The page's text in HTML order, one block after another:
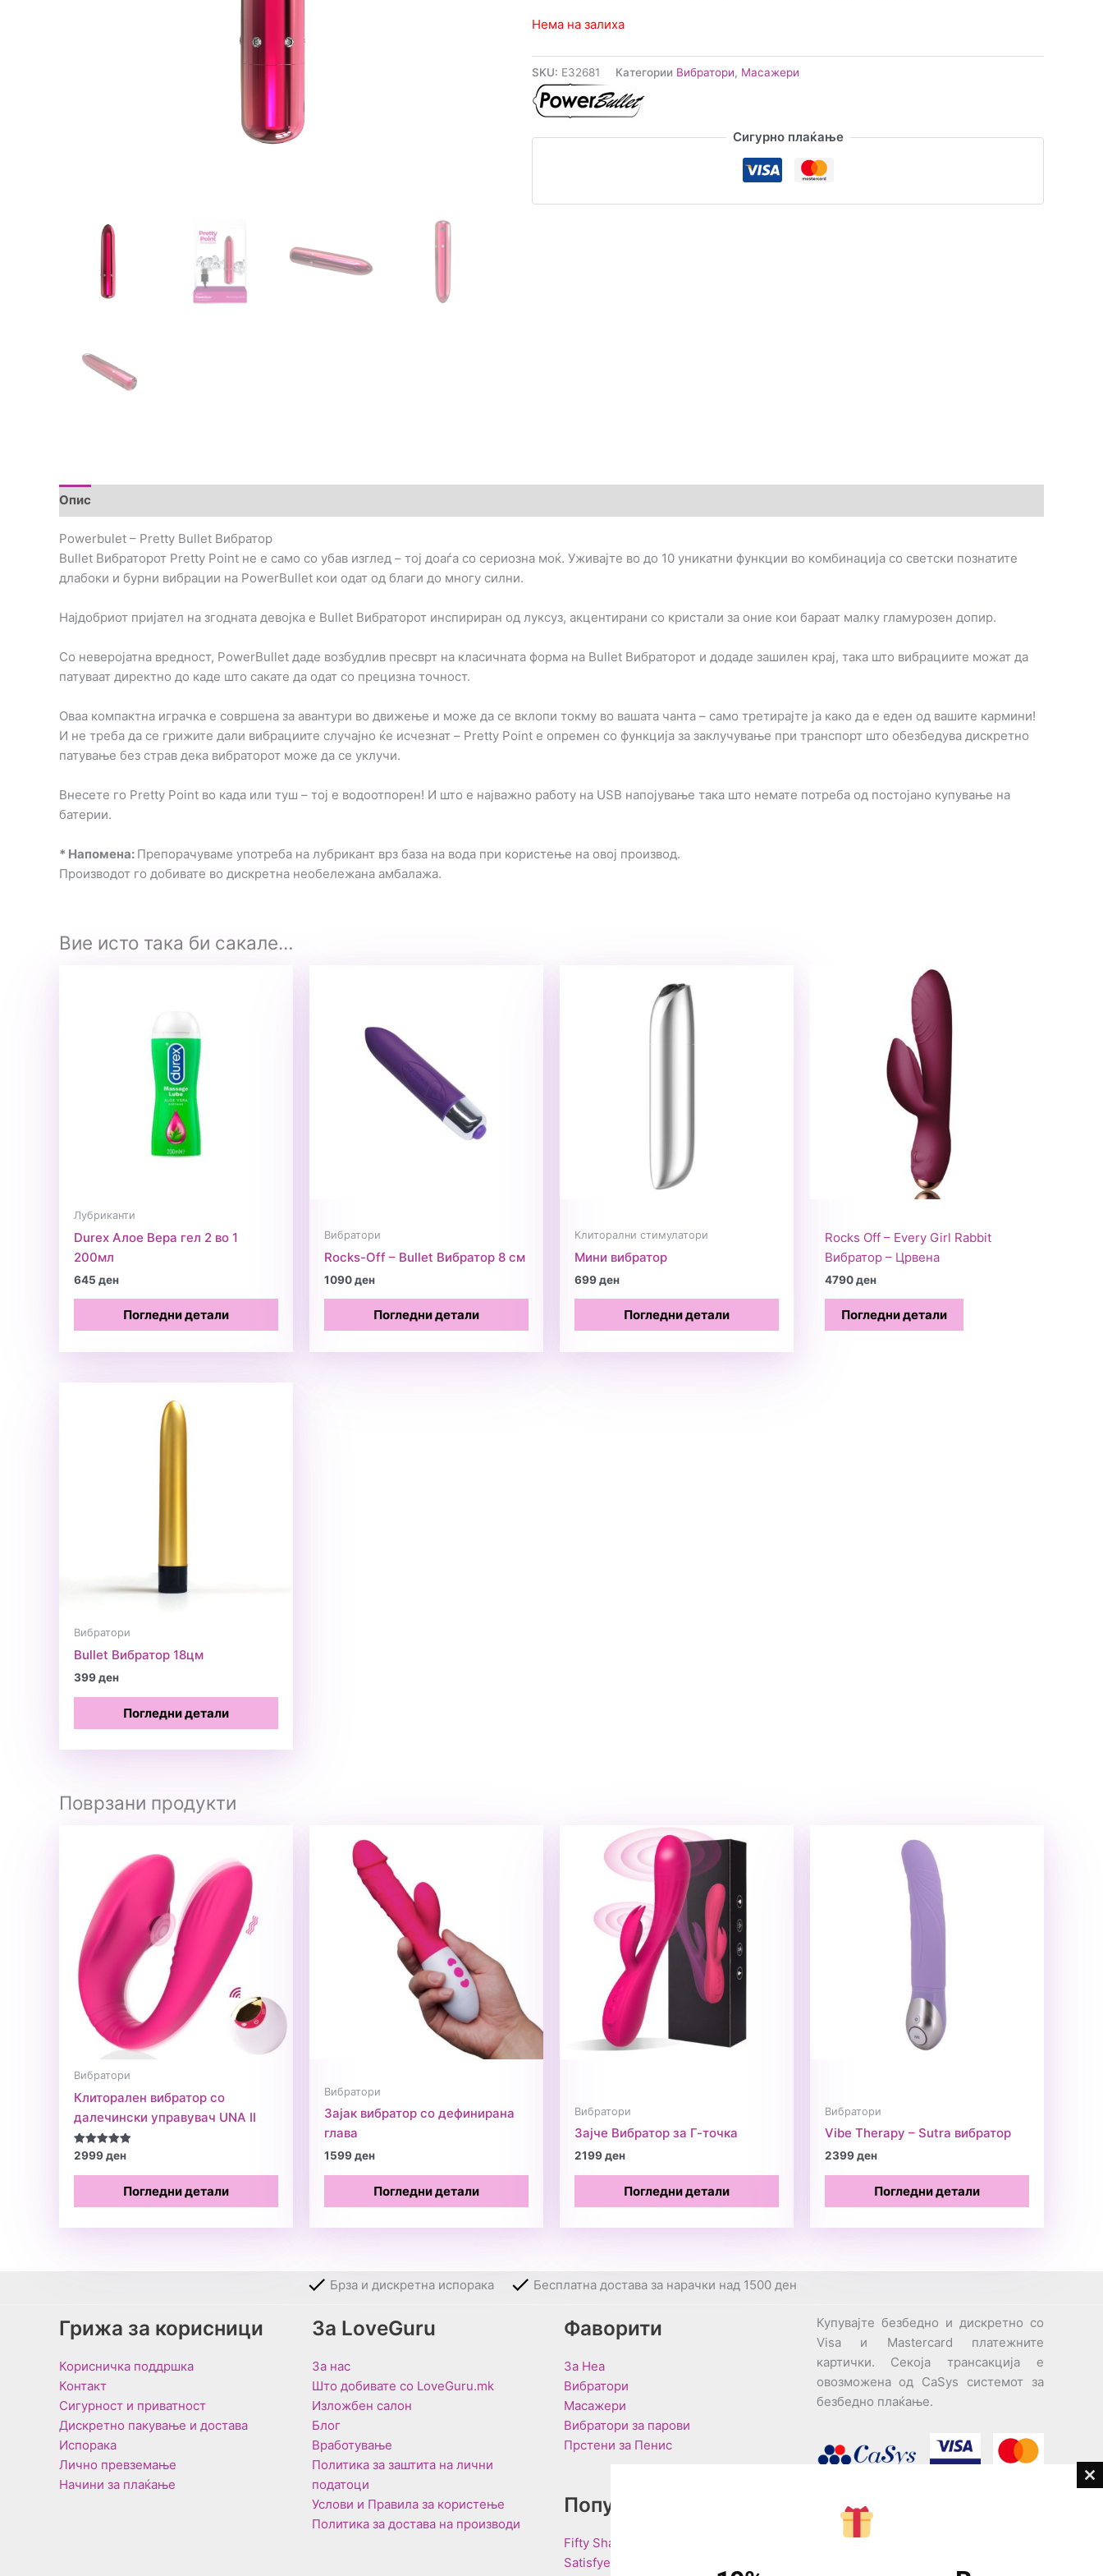
Нема на залиха
SKU: E32681 Категории Вибратори, Масажери
Сигурно плаќање
Опис
Powerbulet – Pretty Bullet Вибратор
Bullet Вибраторот Pretty Point не е само со убав изглед – тој доаѓа со сериозна моќ. Уживајте во до 10 уникатни функции во комбинација со светски познатите
длабоки и бурни вибрации на PowerBullet кои одат од благи до многу силни.
Најдобриот пријател на згодната девојка е Bullet Вибраторот инспириран од луксуз, акцентирани со кристали за оние кои бараат малку гламурозен допир.
Со неверојатна вредност, PowerBullet даде возбудлив пресврт на класичната форма на Bullet Вибраторот и додаде зашилен крај, така што вибрациите можат да
патуваат директно до каде што сакате да одат со прецизна точност.
Оваа компактна играчка е совршена за авантури во движење и може да се вклопи токму во вашата чанта – само третирајте ја како да е еден од вашите кармини!
И не треба да се грижите дали вибрациите случајно ќе исчезнат – Pretty Point е опремен со функција за заклучување при транспорт што обезбедува дискретно
патување без страв дека вибраторот може да се уклучи.
Внесете го Pretty Point во када или туш – тој е водоотпорен! И што е најважно работу на USB напојување така што немате потреба од постојано купување на
батерии.
* Напомена: Препорачуваме употреба на лубрикант врз база на вода при користење на овој производ.
Производот го добивате во дискретна необележана амбалажа.
Вие исто така би сакале…
Лубриканти
Durex Алое Вера гел 2 во 1
200мл
645 ден
Погледни детали
Вибратори
Rocks-Off – Bullet Вибратор 8 см
1090ден
Погледни детали
Клиторални стимулатори
Мини вибратор
699ден
Погледни детали
Rocks Off – Every Girl Rabbit
Вибратор – Црвена
4790ден
Погледни детали
Вибратори
Bullet Вибратор 18цм
399ден
Погледни детали
Поврзани продукти
Вибратори
Клиторален вибратор со
далечински управувач UNA II
Оценето
од 5
2999ден
Погледни детали
Вибратори
Зајак вибратор со дефинирана
глава
1599ден
Погледни детали
Вибратори
Зајче Вибратор за Г-точка
2199ден
Погледни детали
Вибратори
Vibe Therapy – Sutra вибратор
2399ден
Погледни детали
Брза и дискретна испорака Бесплатна достава за нарачки над 1500 ден
Грижа за корисници
Корисничка поддршка
Контакт
Сигурност и приватност
Дискретно пакување и достава
Испорака
Лично превземање
Начини за плаќање
За LoveGuru
За нас
Што добивате со LoveGuru.mk
Изложбен салон
Блог
Вработување
Политика за заштита на лични
податоци
Услови и Правила за користење
Политика за достава на производи
Фаворити
За Неа
Вибратори
Масажери
Вибратори за парови
Прстени за Пенис
Популарни Брендови
Fifty Shades of Grey
Satisfyer
Купувајте безбедно и дискретно со
Visa и Mastercard платежните
картички. Секоја трансакција е
овозможена од CaSys системот за
безбедно плаќање.
Центар за корисници
076945497; 076945498